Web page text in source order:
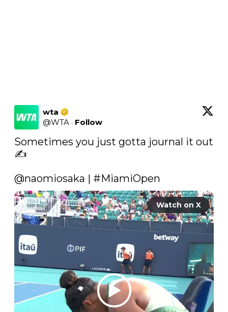
wta
@WTA · Follow
Sometimes you just gotta journal it out
✍️
@naomiosaka | #MiamiOpen
Watch on X